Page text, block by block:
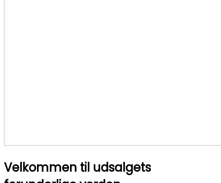
Velkommen til udsalgets